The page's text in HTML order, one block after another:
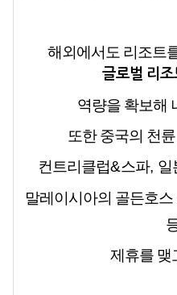
해외에서도 리조트
글로벌 리조
역량을 확보해
또한 중국의 천
컨트리클럽&스파, 일
말레이시아의 골든호스
제휴를 맺